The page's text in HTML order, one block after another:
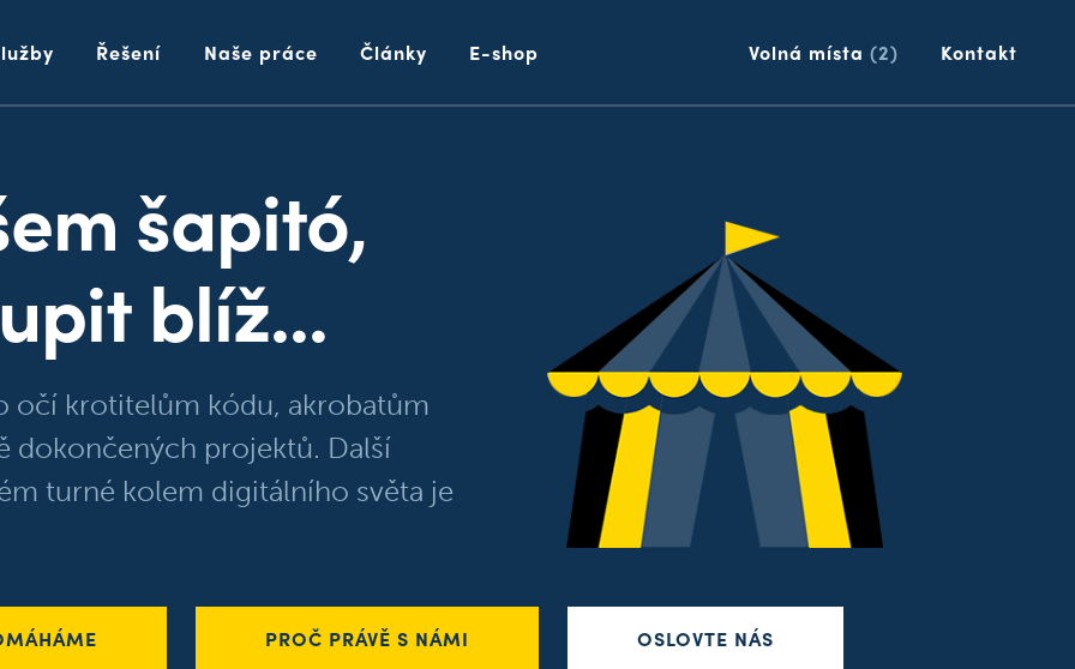
Řešení Naše práce Články E-shop Volná místa (2) Kontakt
šapitó,
blíž...
očí krotitelům kódu, akrobatům
dokončených projektů. Další
turné kolem digitálního světa je
PROČ PRÁVĚ S NÁMI OSLOVTE NÁS